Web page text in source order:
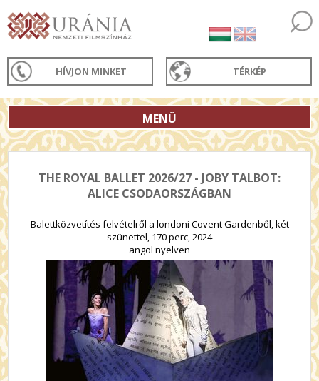
HÍVJON MINKET TÉRKÉP
MENÜ
THE ROYAL BALLET 2026/27 - JOBY TALBOT:
ALICE CSODAORSZÁGBAN
Balettközvetítés felvételről a londoni Covent Gardenből, két
szünettel, 170 perc, 2024
angol nyelven